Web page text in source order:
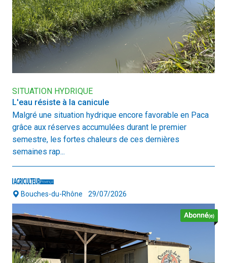
SITUATION HYDRIQUE
L'eau résiste à la canicule
Malgré une situation hydrique encore favorable en Paca
grâce aux réserves accumulées durant le premier
semestre, les fortes chaleurs de ces dernières
semaines rap...
Bouches-du-Rhône 29/07/2026